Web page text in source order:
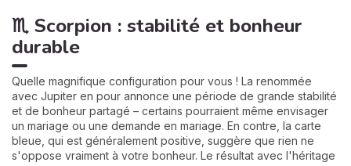
♏ Scorpion : stabilité et bonheur
durable
Quelle magnifique configuration pour vous ! La renommée
avec Jupiter en pour annonce une période de grande stabilité
et de bonheur partagé – certains pourraient même envisager
un mariage ou une demande en mariage. En contre, la carte
bleue, qui est généralement positive, suggère que rien ne
s'oppose vraiment à votre bonheur. Le résultat avec l'héritage